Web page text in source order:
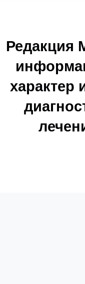
Редакция
характер